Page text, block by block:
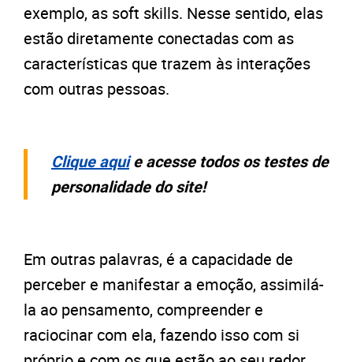
exemplo, as soft skills. Nesse sentido, elas
estão diretamente conectadas com as
características que trazem às interações
com outras pessoas.
Clique aquie acesse todos os testes de
personalidade do site!
Em outras palavras, é a capacidade de
perceber e manifestar a emoção, assimilá-
la ao pensamento, compreender e
raciocinar com ela, fazendo isso com si